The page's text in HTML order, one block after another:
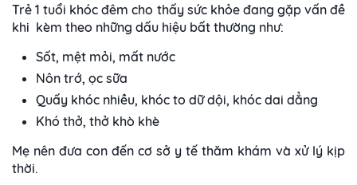
Trẻ 1 tuổi khóc đêm cho thấy sức khỏe đang gặp vấn đề
khi kèm theo những dấu hiệu bất thường như:
Sốt, mệt mỏi, mất nước
Nôn trớ, ọc sữa
Quấy khóc nhiều, khóc to dữ dội, khóc dai dẳng
Khó thở, thở khò khè
Mẹ nên đưa con đến cơ sở y tế thăm khám và xử lý kịp
thời.